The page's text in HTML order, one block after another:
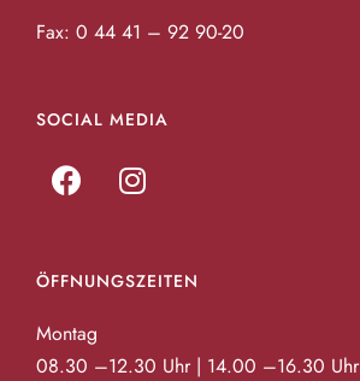
Fax: 0 44 41 – 92 90-20
SOCIAL MEDIA
ÖFFNUNGSZEITEN
Montag
08.30 –12.30 Uhr | 14.00 –16.30 Uhr